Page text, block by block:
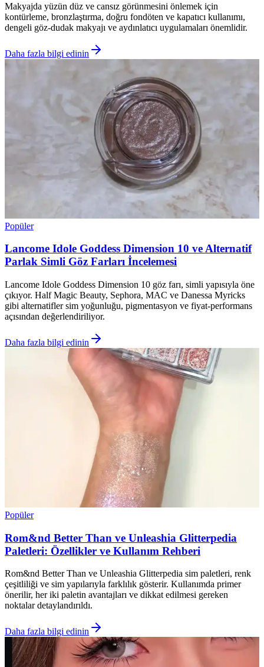
Makyajda yüzün düz ve cansız görünmesini önlemek için
kontürleme, bronzlaştırma, doğru fondöten ve kapatıcı kullanımı,
dengeli göz-dudak makyajı ve aydınlatıcı uygulamaları önemlidir.
Daha fazla bilgi edinin
Popüler
Lancome Idole Goddess Dimension 10 ve Alternatif
Parlak Simli Göz Farları İncelemesi
Lancome Idole Goddess Dimension 10 göz farı, simli yapısıyla öne
çıkıyor. Half Magic Beauty, Sephora, MAC ve Danessa Myricks
gibi alternatifler sim yoğunluğu, pigmentasyon ve fiyat-performans
açısından değerlendiriliyor.
Daha fazla bilgi edinin
Popüler
Rom&nd Better Than ve Unleashia Glitterpedia
Paletleri: Özellikler ve Kullanım Rehberi
Rom&nd Better Than ve Unleashia Glitterpedia sim paletleri, renk
çeşitliliği ve sim yapılarıyla farklılık gösterir. Kullanımda primer
önerilir, her iki paletin avantajları ve dikkat edilmesi gereken
noktalar detaylandırıldı.
Daha fazla bilgi edinin